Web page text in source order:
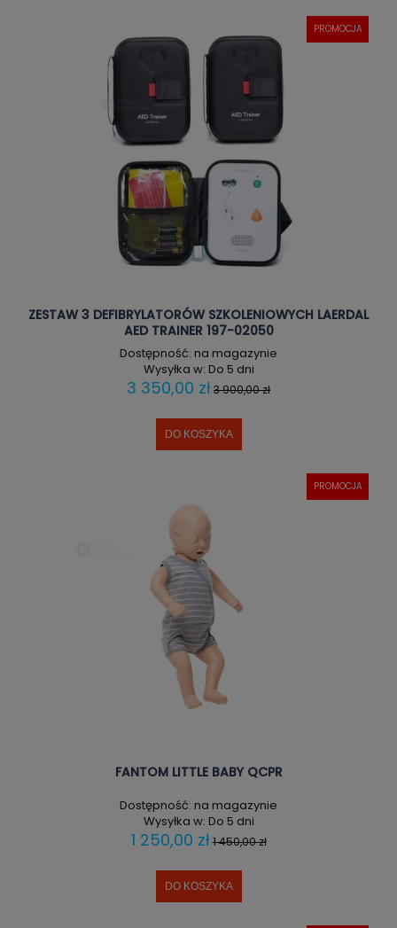
ZESTAW 3 DEFIBRYLATORÓW SZKOLENIOWYCH LAERDAL
AED TRAINER 197-02050
Dostępność: na magazynie
Wysyłka w: Do 5 dni
3 350,00 zł3 900,00 zł
DO KOSZYKA
PROMOCJA
FANTOM LITTLE BABY QCPR
Dostępność: na magazynie
Wysyłka w: Do 5 dni
1 250,00 zł1 450,00 zł
DO KOSZYKA
PROMOCJA